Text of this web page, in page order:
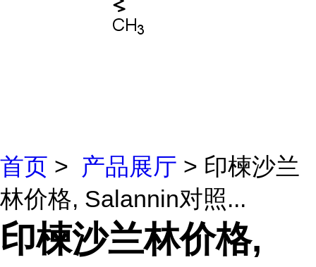
首页 > 产品展厅 > 印楝沙兰
林价格, Salannin对照...
印楝沙兰林价格,